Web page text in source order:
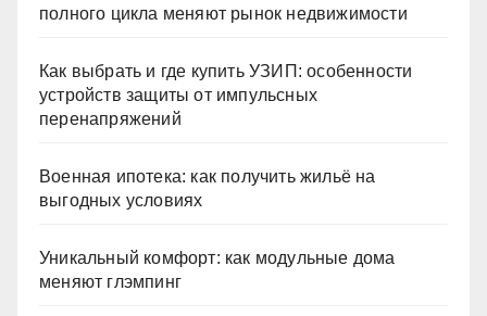
полного цикла меняют рынок недвижимости
Как выбрать и где купить УЗИП: особенности
устройств защиты от импульсных
перенапряжений
Военная ипотека: как получить жильё на
выгодных условиях
Уникальный комфорт: как модульные дома
меняют глэмпинг